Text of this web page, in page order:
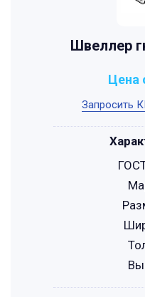
Швеллер
Запросить
Цена